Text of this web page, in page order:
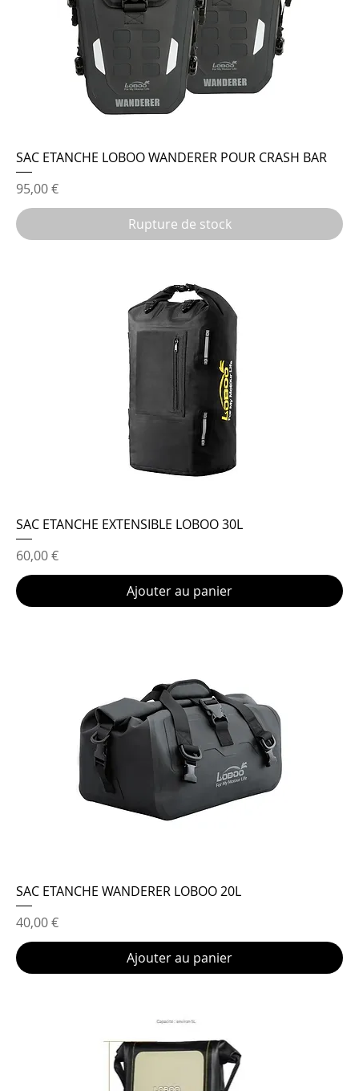
SAC ETANCHE LOBOO WANDERER POUR CRASH BAR
Prix
95,00 €
Rupture de stock
SAC ETANCHE EXTENSIBLE LOBOO 30L
Prix
60,00 €
Ajouter au panier
SAC ETANCHE WANDERER LOBOO 20L
Prix
40,00 €
Ajouter au panier